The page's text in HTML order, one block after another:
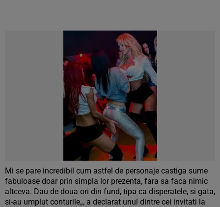
Mi se pare incredibil cum astfel de personaje castiga sume
fabuloase doar prin simpla lor prezenta, fara sa faca nimic
altceva. Dau de doua ori din fund, tipa ca disperatele, si gata,
si-au umplut conturile„, a declarat unul dintre cei invitati la